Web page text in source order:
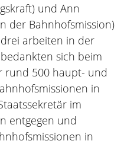
und Ann
der Bahnhofsmission)
arbeiten in der
sich beim
rund 500 haupt- und
in
im
entgegen und
in